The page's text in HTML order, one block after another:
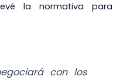
la normativa para
con los